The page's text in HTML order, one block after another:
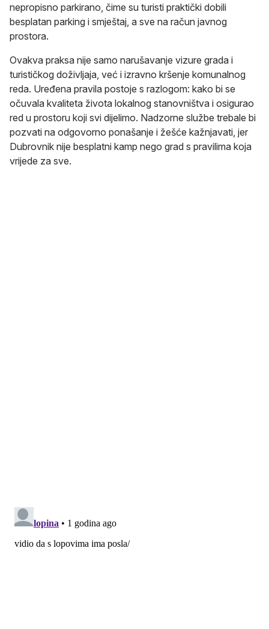
nepropisno parkirano, čime su turisti praktički dobili
besplatan parking i smještaj, a sve na račun javnog
prostora.
Ovakva praksa nije samo narušavanje vizure grada i
turističkog doživljaja, već i izravno kršenje komunalnog
reda. Uređena pravila postoje s razlogom: kako bi se
očuvala kvaliteta života lokalnog stanovništva i osigurao
red u prostoru koji svi dijelimo. Nadzorne službe trebale bi
pozvati na odgovorno ponašanje i žešće kažnjavati, jer
Dubrovnik nije besplatni kamp nego grad s pravilima koja
vrijede za sve.